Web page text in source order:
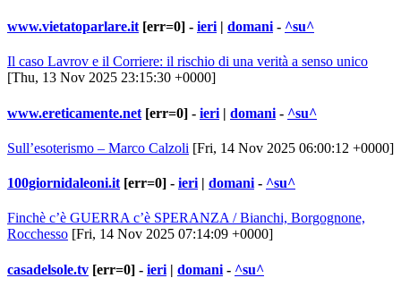
www.vietatoparlare.it [err=0] - ieri | domani - ^su^
Il caso Lavrov e il Corriere: il rischio di una verità a senso unico
[Thu, 13 Nov 2025 23:15:30 +0000]
www.ereticamente.net [err=0] - ieri | domani - ^su^
Sull’esoterismo – Marco Calzoli [Fri, 14 Nov 2025 06:00:12 +0000]
100giornidaleoni.it [err=0] - ieri | domani - ^su^
Finchè c’è GUERRA c’è SPERANZA / Bianchi, Borgognone,
Rocchesso [Fri, 14 Nov 2025 07:14:09 +0000]
casadelsole.tv [err=0] - ieri | domani - ^su^